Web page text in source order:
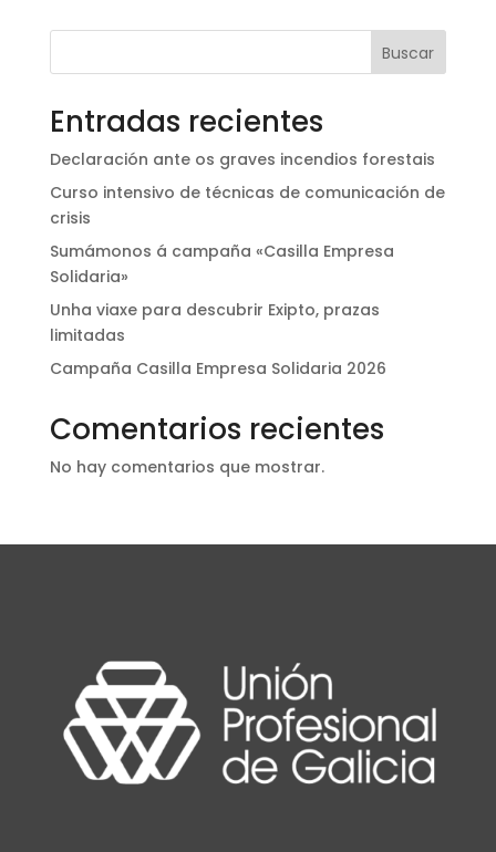
Buscar
Entradas recientes
Declaración ante os graves incendios forestais
Curso intensivo de técnicas de comunicación de
crisis
Sumámonos á campaña «Casilla Empresa
Solidaria»
Unha viaxe para descubrir Exipto, prazas
limitadas
Campaña Casilla Empresa Solidaria 2026
Comentarios recientes
No hay comentarios que mostrar.